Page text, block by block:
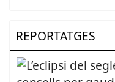
REPORTATGES